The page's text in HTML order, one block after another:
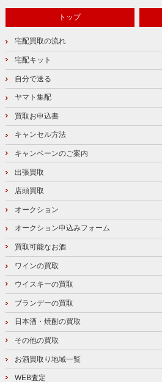
トップ
宅配買取の流れ
宅配キット
自分で送る
ヤマト集配
買取お申込書
キャンセル方法
キャンペーンのご案内
出張買取
店頭買取
オークション
オークション申込みフォーム
買取可能なお酒
ワインの買取
ウイスキーの買取
ブランデーの買取
日本酒・焼酎の買取
その他の買取
お酒買取り地域一覧
WEB査定